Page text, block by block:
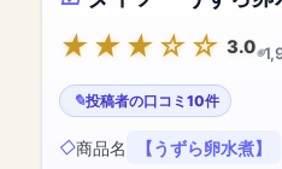
3.0
投稿者の口コミ10件
商品名 【うずら卵水煮】